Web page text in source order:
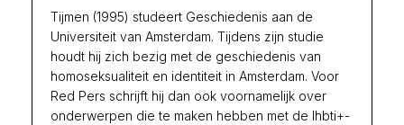
Tijmen (1995) studeert Geschiedenis aan de
Universiteit van Amsterdam. Tijdens zijn studie
houdt hij zich bezig met de geschiedenis van
homoseksualiteit en identiteit in Amsterdam. Voor
Red Pers schrijft hij dan ook voornamelijk over
onderwerpen die te maken hebben met de lhbti+-